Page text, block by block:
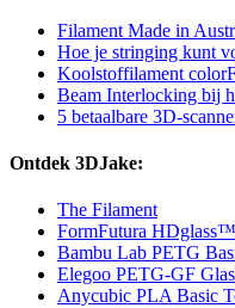
Filament Made in
Hoe je stringing kunt
Koolstoffilament
Beam Interlocking bij
5 betaalbare 3D-
Ontdek 3DJake:
The Filament
FormFutura HDglass™
Bambu Lab PETG
Elegoo PETG-GF
Anycubic PLA Basic